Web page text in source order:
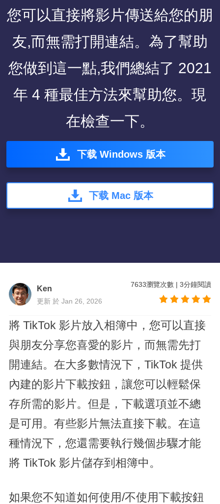
您可以直接將影片傳送給您的朋
友,而無需打開連結。為了幫助
您做到這一點,我們總結了 2021
年 4 種最佳方法來幫助您。現
在檢查一下。
下载 Windows 版本
下载 Mac 版本
Ken
更新 於 Jan 26, 2026
7633瀏覽次數 |3分鐘閱讀
將 TikTok 影片放入相簿中，您可以直接
與朋友分享您喜愛的影片，而無需先打
開連結。在大多數情況下，TikTok 提供
內建的影片下載按鈕，讓您可以輕鬆保
存所需的影片。但是，下載選項並不總
是可用。有些影片無法直接下載。在這
種情況下，您還需要執行幾個步驟才能
將 TikTok 影片儲存到相簿中。
如果您不知道如何使用/不使用下載按鈕